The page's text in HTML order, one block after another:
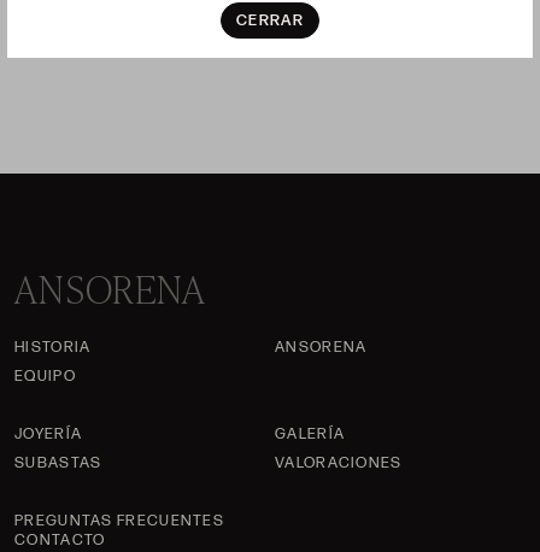
CERRAR
ANSORENA
HISTORIA
ANSORENA
EQUIPO
JOYERÍA
GALERÍA
SUBASTAS
VALORACIONES
PREGUNTAS FRECUENTES
CONTACTO